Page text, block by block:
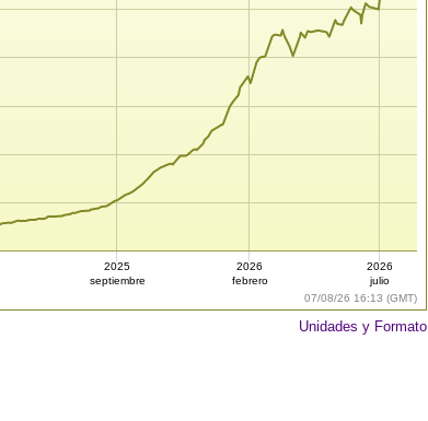
07/08/26 16:13 (GMT)
2025
septiembre
2026
febrero
2026
julio
Unidades y Formato